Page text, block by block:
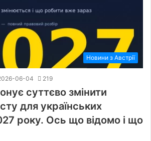
Новини з Австрії
06-04 219
суттєво змінити
для українських
року. Ось що відомо і що